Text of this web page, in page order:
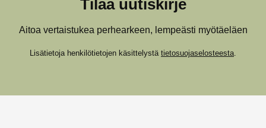
Tilaa uutiskirje
Aitoa vertaistukea perhearkeen, lempeästi myötäeläen
Lisätietoja henkilötietojen käsittelystä tietosuojaselosteesta